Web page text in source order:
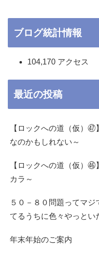
ブログ統計情報
104,170 アクセス
最近の投稿
【ロックへの道（仮）
なのかもしれない～
【ロックへの道（仮）
カラ～
５０－８０問題ってマ
てるうちに色々やっとい
年末年始のご案内